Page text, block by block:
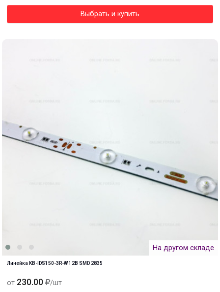
Выбрать и купить
На другом складе
Линейка KB-IDS150-3R-W 12B SMD 2835
от 230.00 /шт